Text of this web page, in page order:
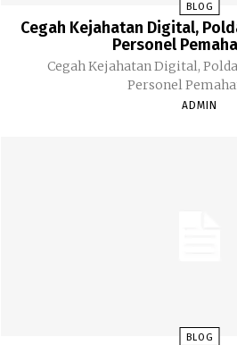
BLOG
Cegah Kejahatan Digital,
Personel
Cegah Kejahatan Digital,
Personel
ADMIN
BLOG